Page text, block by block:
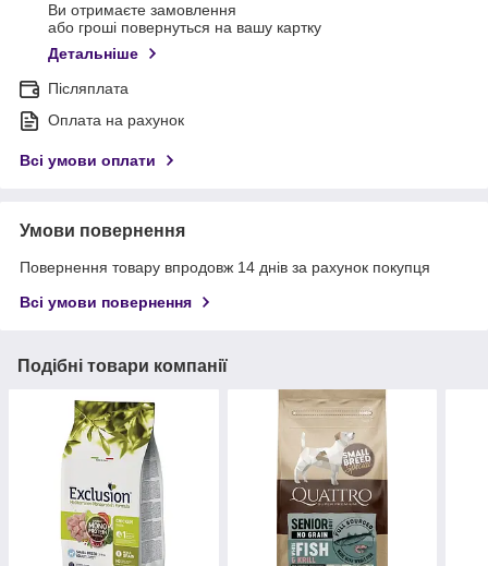
Ви отримаєте замовлення
або гроші повернуться на вашу картку
Детальніше
Післяплата
Оплата на рахунок
Всі умови оплати
Умови повернення
Повернення товару впродовж 14 днів за рахунок покупця
Всі умови повернення
Подібні товари компанії